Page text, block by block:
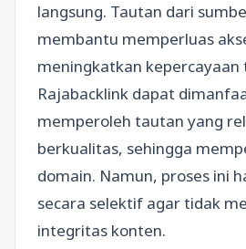
langsung. Tautan dari
membantu memperluas
meningkatkan kepercayaan
Rajabacklink dapat
memperoleh tautan yang
berkualitas, sehingga
domain. Namun, proses ini
secara selektif agar tidak
integritas konten.